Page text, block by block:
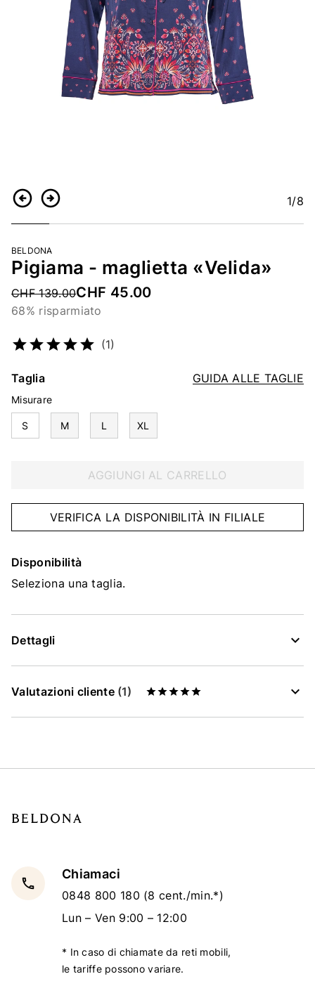
IndietroContinua 1/8
BELDONA
Pigiama - maglietta «Velida»
Price reduced from
CHF 139.00CHF 45.00
68% risparmiato
(1)
GUIDA ALLE TAGLIE
Taglia
Misurare
S M L XL
AGGIUNGI AL CARRELLO
VERIFICA LA DISPONIBILITÀ IN FILIALE
Disponibilità
Seleziona una taglia.
Dettagli
Valutazioni cliente (1)
local_phone
Chiamaci
0848 800 180 (8 cent./min.*)
Lun – Ven 9:00 – 12:00
* In caso di chiamate da reti mobili,
le tariffe possono variare.